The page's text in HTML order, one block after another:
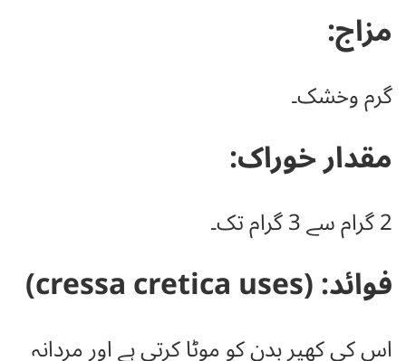
مزاج:
گرم وخشک۔
مقدار خوراک:
2 گرام سے 3 گرام تک۔
فوائد: (cressa cretica uses)
اس کی کھیر بدن کو موٹا کرتی ہے اور مردانہ